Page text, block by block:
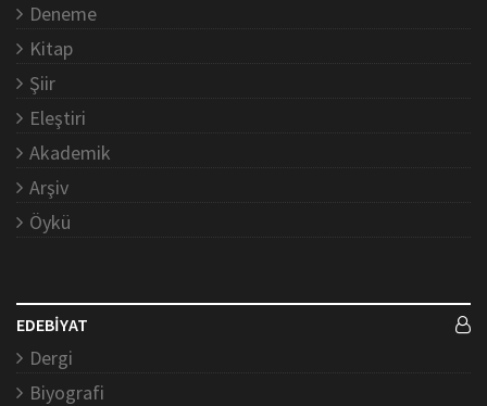
Deneme
Kitap
Şiir
Eleştiri
Akademik
Arşiv
Öykü
EDEBİYAT
Dergi
Biyografi